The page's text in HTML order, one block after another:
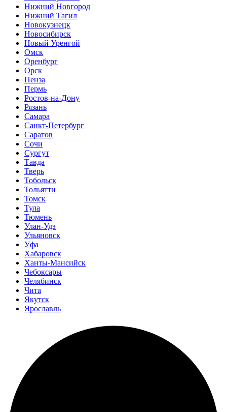
Нижний Новгород
Нижний Тагил
Новокузнецк
Новосибирск
Новый Уренгой
Омск
Оренбург
Орск
Пенза
Пермь
Ростов-на-Дону
Рязань
Самара
Санкт-Петербург
Саратов
Сочи
Сургут
Тавда
Тверь
Тобольск
Тольятти
Томск
Тула
Тюмень
Улан-Удэ
Ульяновск
Уфа
Хабаровск
Ханты-Мансийск
Чебоксары
Челябинск
Чита
Якутск
Ярославль